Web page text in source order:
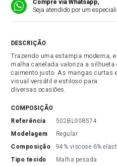
Compre via Whatsapp,
Seja atendido por um
Trazendo uma estampa moderna,
malha canelada valoriza a silhueta
caimento justo. As mangas curtas
visual versátil e estiloso para
diversas ocasiões.
COMPOSIÇÃO
referência
502BL008574
modelagem
Regular
composição
94% viscose 6%
tipo tecido
Malha pesada